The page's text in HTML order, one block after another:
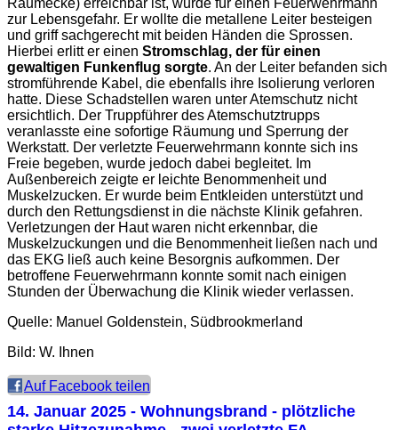
Raumecke) erreichbar ist, wurde für einen Feuerwehrmann
zur Lebensgefahr. Er wollte die metallene Leiter besteigen
und griff sachgerecht mit beiden Händen die Sprossen.
Hierbei erlitt er einen Stromschlag, der für einen
gewaltigen Funkenflug sorgte. An der Leiter befanden sich
stromführende Kabel, die ebenfalls ihre Isolierung verloren
hatte. Diese Schadstellen waren unter Atemschutz nicht
ersichtlich. Der Truppführer des Atemschutztrupps
veranlasste eine sofortige Räumung und Sperrung der
Werkstatt. Der verletzte Feuerwehrmann konnte sich ins
Freie begeben, wurde jedoch dabei begleitet. Im
Außenbereich zeigte er leichte Benommenheit und
Muskelzucken. Er wurde beim Entkleiden unterstützt und
durch den Rettungsdienst in die nächste Klinik gefahren.
Verletzungen der Haut waren nicht erkennbar, die
Muskelzuckungen und die Benommenheit ließen nach und
das EKG ließ auch keine Besorgnis aufkommen. Der
betroffene Feuerwehrmann konnte somit nach einigen
Stunden der Überwachung die Klinik wieder verlassen.
Quelle: Manuel Goldenstein, Südbrookmerland
Bild: W. Ihnen
Auf Facebook teilen
14. Januar 2025 - Wohnungsbrand - plötzliche